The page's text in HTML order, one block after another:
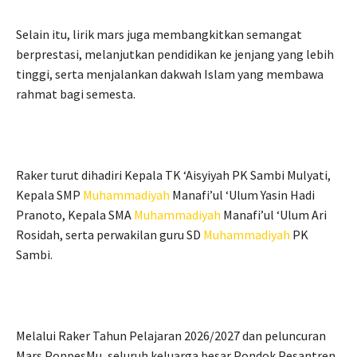
Selain itu, lirik mars juga membangkitkan semangat
berprestasi, melanjutkan pendidikan ke jenjang yang lebih
tinggi, serta menjalankan dakwah Islam yang membawa
rahmat bagi semesta.
Raker turut dihadiri Kepala TK ‘Aisyiyah PK Sambi Mulyati,
Kepala SMP Muhammadiyah Manafi’ul ‘Ulum Yasin Hadi
Pranoto, Kepala SMA Muhammadiyah Manafi’ul ‘Ulum Ari
Rosidah, serta perwakilan guru SD Muhammadiyah PK
Sambi.
Melalui Raker Tahun Pelajaran 2026/2027 dan peluncuran